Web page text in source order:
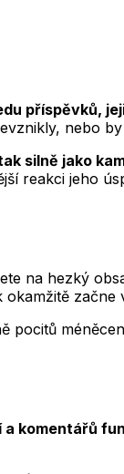
příspěvků,
nebo
silně jako
reakci jeho
na hezký
začne
pocitů
a komentářů